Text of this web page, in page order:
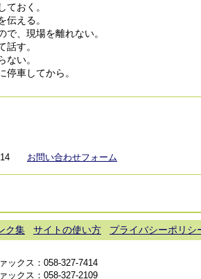
ておく。
伝える。
、現場を離れない。
話す。
ない。
停車してから。
お問い合わせフォーム
ク集 サイトの使い方
プライバシーポリシ
ックス：058-327-7414
ックス：058-327-2109